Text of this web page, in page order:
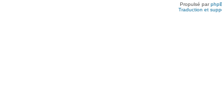
Propulsé par
Traduction et